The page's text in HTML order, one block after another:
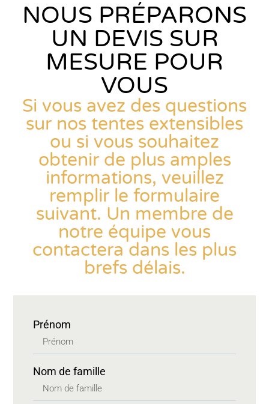
NOUS PRÉPARONS
UN DEVIS SUR
MESURE POUR
VOUS
Si vous avez des questions
sur nos tentes extensibles
ou si vous souhaitez
obtenir de plus amples
informations, veuillez
remplir le formulaire
suivant. Un membre de
notre équipe vous
contactera dans les plus
brefs délais.
Prénom
Nom de famille